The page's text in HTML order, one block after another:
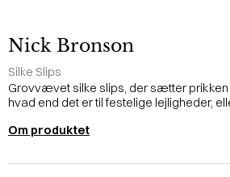
Nick Bronson
Silke Slips
Grovvævet silke slips, der sætter prikken
hvad end det er til festelige lejligheder,
Om produktet